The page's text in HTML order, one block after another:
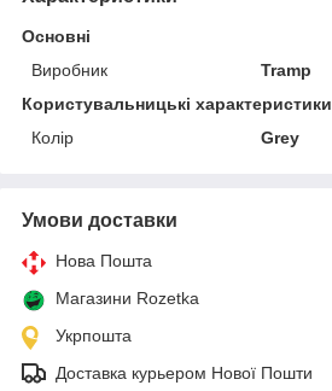
Основні
Виробник
Tramp
Користувальницькі характеристики
Колір
Grey
Умови доставки
Нова Пошта
Магазини Rozetka
Укрпошта
Доставка курьером Нової Пошти